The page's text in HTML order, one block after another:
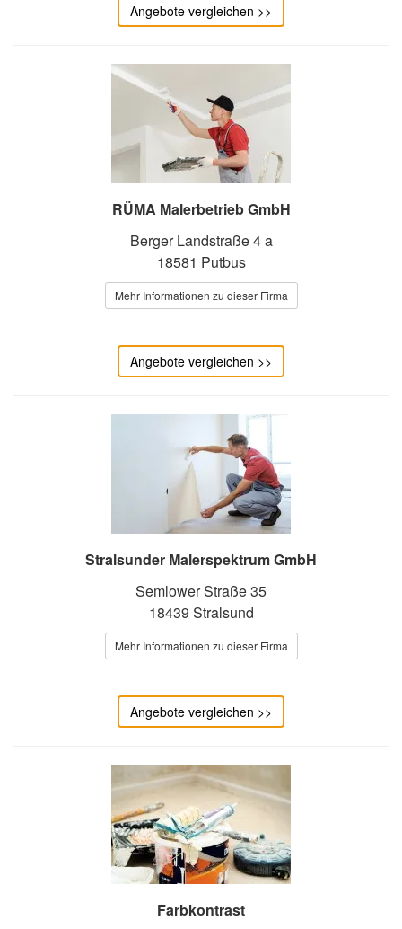
Angebote vergleichen >>
RÜMA Malerbetrieb GmbH
Berger Landstraße 4 a
18581 Putbus
Mehr Informationen zu dieser Firma
Angebote vergleichen >>
Stralsunder Malerspektrum GmbH
Semlower Straße 35
18439 Stralsund
Mehr Informationen zu dieser Firma
Angebote vergleichen >>
Farbkontrast